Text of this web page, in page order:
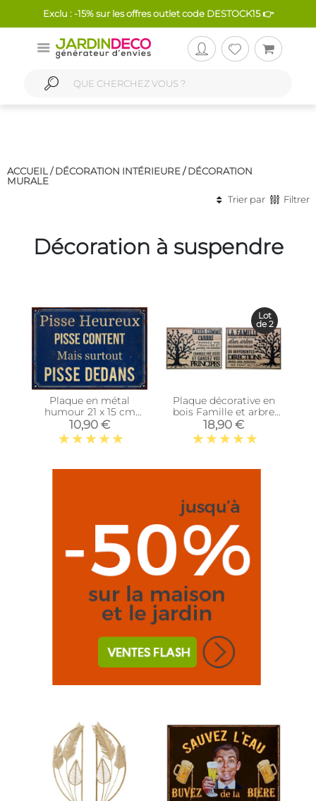
Exclu : -15% sur les offres outlet code DESTOCK15 👉
ACCUEIL / DÉCORATION INTÉRIEURE/DÉCORATION
MURALE
Trier par
Filtrer
Décoration à suspendre
Plaque en métal
humour 21 x 15 cm
(Pisse heureux)
10,90 €
Plaque décorative en
bois Famille et arbre
de vie 30 x 40 cm (Lot
de 2)
18,90 €
Lot
de 2